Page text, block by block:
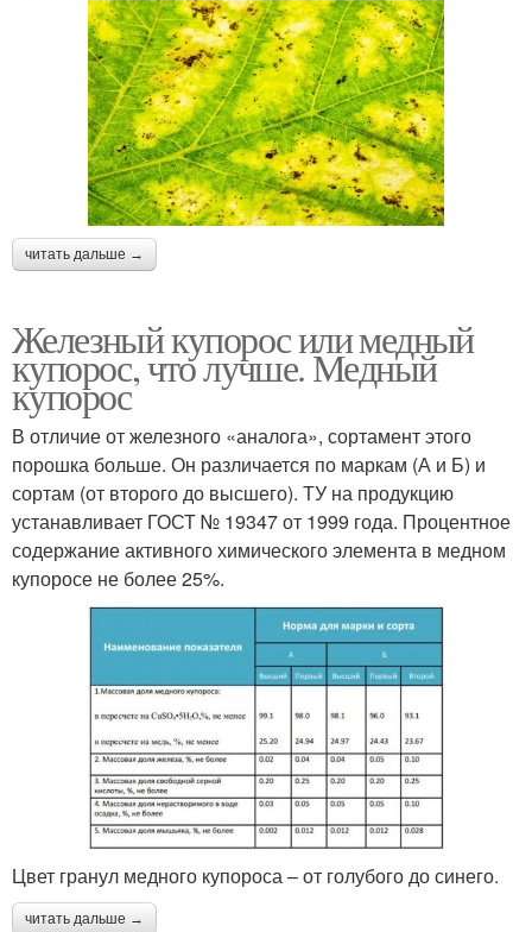
читать дальше →
Железный купорос или медный
купорос, что лучше. Медный
купорос
В отличие от железного «аналога», сортамент этого
порошка больше. Он различается по маркам (А и Б) и
сортам (от второго до высшего). ТУ на продукцию
устанавливает ГОСТ № 19347 от 1999 года. Процентное
содержание активного химического элемента в медном
купоросе не более 25%.
Цвет гранул медного купороса – от голубого до синего.
читать дальше →